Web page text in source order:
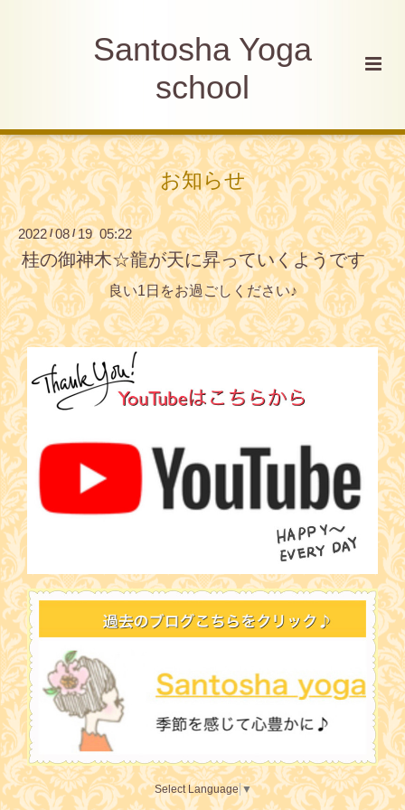
Santosha Yoga
school
お知らせ
2022/08/19 05:22
桂の御神木☆龍が天に昇っていくようです
良い1日をお過ごしください♪
Select Language ▼